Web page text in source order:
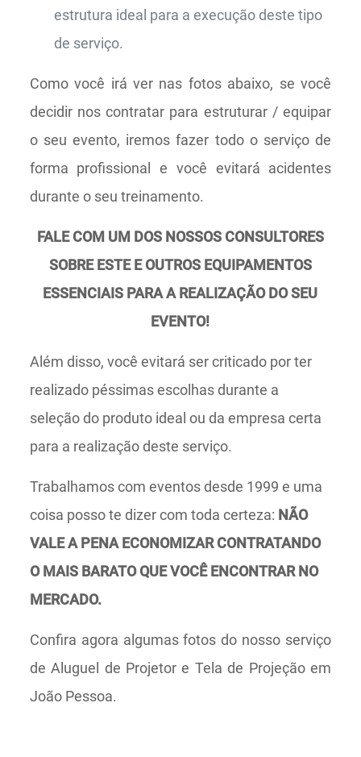
estrutura ideal para a execução deste tipo
de serviço.
Como você irá ver nas fotos abaixo, se você
decidir nos contratar para estruturar / equipar
o seu evento, iremos fazer todo o serviço de
forma profissional e você evitará acidentes
durante o seu treinamento.
FALE COM UM DOS NOSSOS CONSULTORES
SOBRE ESTE E OUTROS EQUIPAMENTOS
ESSENCIAIS PARA A REALIZAÇÃO DO SEU
EVENTO!
Além disso, você evitará ser criticado por ter
realizado péssimas escolhas durante a
seleção do produto ideal ou da empresa certa
para a realização deste serviço.
Trabalhamos com eventos desde 1999 e uma
coisa posso te dizer com toda certeza: NÃO
VALE A PENA ECONOMIZAR CONTRATANDO
O MAIS BARATO QUE VOCÊ ENCONTRAR NO
MERCADO.
Confira agora algumas fotos do nosso serviço
de Aluguel de Projetor e Tela de Projeção em
João Pessoa.